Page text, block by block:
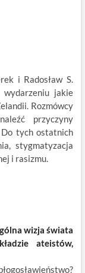
i Radosław S.
jakie
Rozmówcy
przyczyny
Do tych ostatnich
stygmatyzacja
i rasizmu.
wizja świata
ateistów,